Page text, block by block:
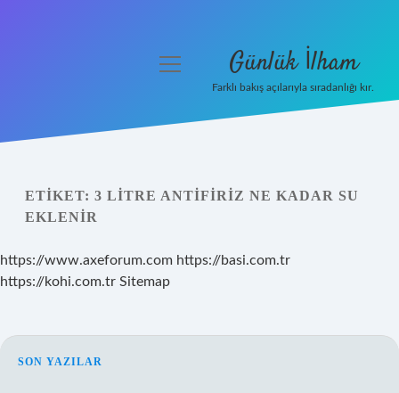
Yasal Uyarı
menüyü
Günlük İlham
Farklı bakış açılarıyla sıradanlığı kır.
ETIKET: 3 LITRE ANTIFIRIZ NE KADAR SU
EKLENIR
https://www.axeforum.com https://basi.com.tr
https://kohi.com.tr Sitemap
SIDEBAR
SON YAZILAR